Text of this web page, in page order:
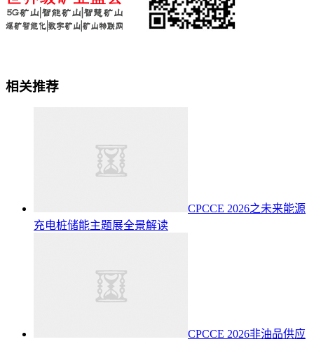
相关推荐
CPCCE 2026之未来能源
充电桩储能主题展全景解读
CPCCE 2026非油品供应